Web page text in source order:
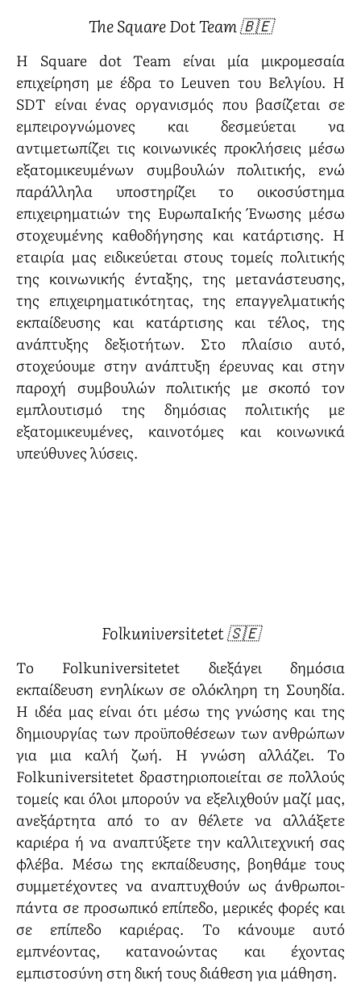
The Square Dot Team 🇧🇪
Η Square dot Team είναι μία μικρομεσαία
επιχείρηση με έδρα το Leuven του Βελγίου. Η
SDT είναι ένας οργανισμός που βασίζεται σε
εμπειρογνώμονες και δεσμεύεται να
αντιμετωπίζει τις κοινωνικές προκλήσεις μέσω
εξατομικευμένων συμβουλών πολιτικής, ενώ
παράλληλα υποστηρίζει το οικοσύστημα
επιχειρηματιών της ΕυρωπαΙκής Ένωσης μέσω
στοχευμένης καθοδήγησης και κατάρτισης. Η
εταιρία μας ειδικεύεται στους τομείς πολιτικής
της κοινωνικής ένταξης, της μετανάστευσης,
της επιχειρηματικότητας, της επαγγελματικής
εκπαίδευσης και κατάρτισης και τέλος, της
ανάπτυξης δεξιοτήτων. Στο πλαίσιο αυτό,
στοχεύουμε στην ανάπτυξη έρευνας και στην
παροχή συμβουλών πολιτικής με σκοπό τον
εμπλουτισμό της δημόσιας πολιτικής με
εξατομικευμένες, καινοτόμες και κοινωνικά
υπεύθυνες λύσεις.
Folkuniversitetet 🇸🇪
Το Folkuniversitetet διεξάγει δημόσια
εκπαίδευση ενηλίκων σε ολόκληρη τη Σουηδία.
Η ιδέα μας είναι ότι μέσω της γνώσης και της
δημιουργίας των προϋποθέσεων των ανθρώπων
για μια καλή ζωή. Η γνώση αλλάζει. Το
Folkuniversitetet δραστηριοποιείται σε πολλούς
τομείς και όλοι μπορούν να εξελιχθούν μαζί μας,
ανεξάρτητα από το αν θέλετε να αλλάξετε
καριέρα ή να αναπτύξετε την καλλιτεχνική σας
φλέβα. Μέσω της εκπαίδευσης, βοηθάμε τους
συμμετέχοντες να αναπτυχθούν ως άνθρωποι-
πάντα σε προσωπικό επίπεδο, μερικές φορές και
σε επίπεδο καριέρας. Το κάνουμε αυτό
εμπνέοντας, κατανοώντας και έχοντας
εμπιστοσύνη στη δική τους διάθεση για μάθηση.